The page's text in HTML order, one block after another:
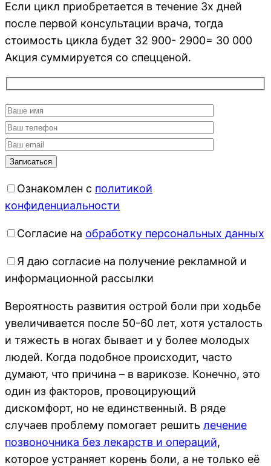
Если цикл приобретается в течение 3х дней
после первой консультации врача, тогда
стоимость цикла будет 32 900- 2900= 30 000
Акция суммируется со спецценой.
Ознакомлен с политикой
конфиденциальности
Согласие на обработку персональных данных
Я даю согласие на получение рекламной и
информационной рассылки
Вероятность развития острой боли при ходьбе
увеличивается после 50-60 лет, хотя усталость
и тяжесть в ногах бывает и у более молодых
людей. Когда подобное происходит, часто
думают, что причина – в варикозе. Конечно, это
один из факторов, провоцирующий
дискомфорт, но не единственный. В ряде
случаев проблему помогает решить лечение
позвоночника без лекарств и операций,
которое устраняет корень боли, а не только её